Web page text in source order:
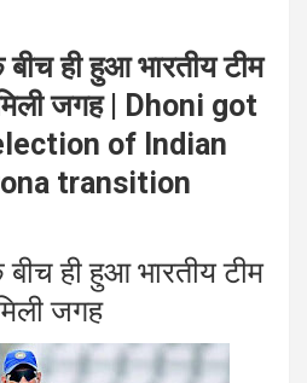
ही हुआ भारतीय टीम
जगह | Dhoni got
of Indian
transition
ही हुआ भारतीय टीम
जगह